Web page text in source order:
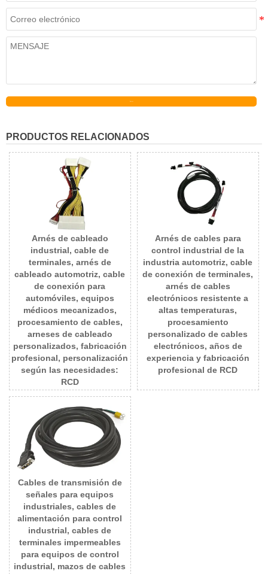
PRODUCTOS RELACIONADOS
Arnés de cableado
industrial, cable de
terminales, arnés de
cableado automotriz, cable
de conexión para
automóviles, equipos
médicos mecanizados,
procesamiento de cables,
arneses de cableado
personalizados, fabricación
profesional, personalización
según las necesidades:
RCD
Arnés de cables para
control industrial de la
industria automotriz, cable
de conexión de terminales,
arnés de cables
electrónicos resistente a
altas temperaturas,
procesamiento
personalizado de cables
electrónicos, años de
experiencia y fabricación
profesional de RCD
Cables de transmisión de
señales para equipos
industriales, cables de
alimentación para control
industrial, cables de
terminales impermeables
para equipos de control
industrial, mazos de cables